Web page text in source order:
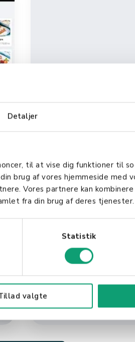
Detaljer
til at vise dig funktioner til
brug af vores hjemmeside med
Vores partnere kan
fra din brug af deres tjenester.
Statistik
valgte
Take-away
Turisme &